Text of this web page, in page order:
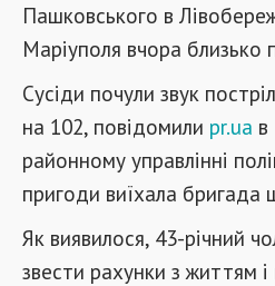
Пашковського в
Маріуполя вчора близько
Сусіди почули звук
на 102, повідомили pr.ua
районному управлінні
пригоди виїхала бригада
Як виявилося, 43-річний
звести рахунки з життям і